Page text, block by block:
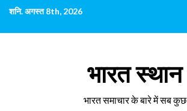
छोड़कर
पर
शनि. अगस्त 8th, 2026
भारत स्थान
भारत समाचार के बारे में सब कुछ